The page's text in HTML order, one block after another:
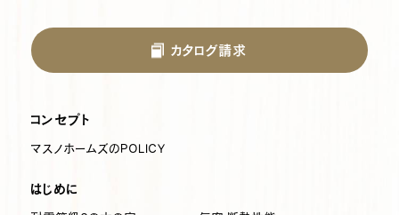
カタログ請求
コンセプト
マスノホームズのPOLICY
はじめに